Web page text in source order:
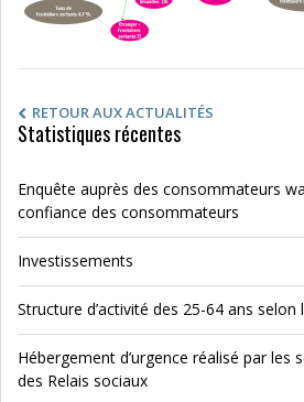
RETOUR AUX ACTUALITÉS
Statistiques récentes
Enquête auprès des consommateurs
confiance des consommateurs
Investissements
Structure d’activité des 25-64 ans
Hébergement d’urgence réalisé par les
des Relais sociaux